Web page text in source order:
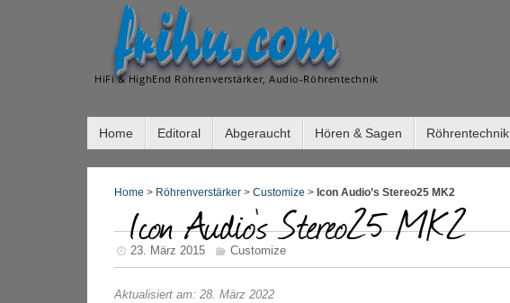
frihu.com
HiFi & HighEnd Röhrenverstärker, Audio-Röhrentechnik
Home Editoral Abgeraucht Hören & Sagen Röhrentechnik
Home > Röhrenverstärker > Customize > Icon Audio’s Stereo25 MK2
Icon Audio’s Stereo25 MK2
23. März 2015 Customize
Aktualisiert am: 28. März 2022